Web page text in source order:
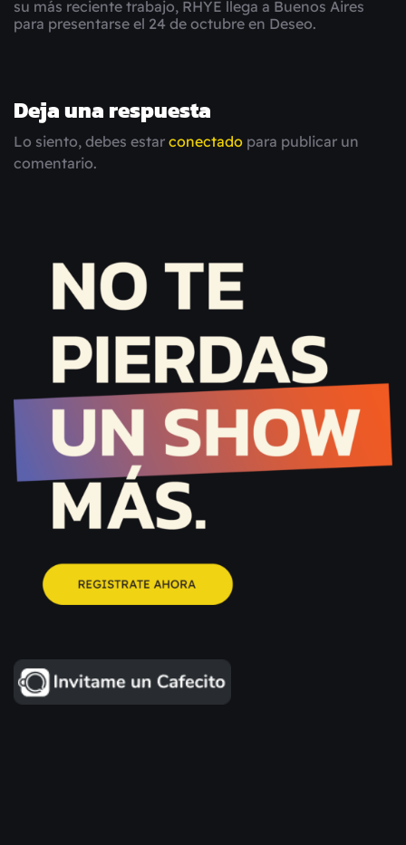
su más reciente trabajo, RHYE llega a Buenos Aires
para presentarse el 24 de octubre en Deseo.
Deja una respuesta
Lo siento, debes estar conectado para publicar un
comentario.